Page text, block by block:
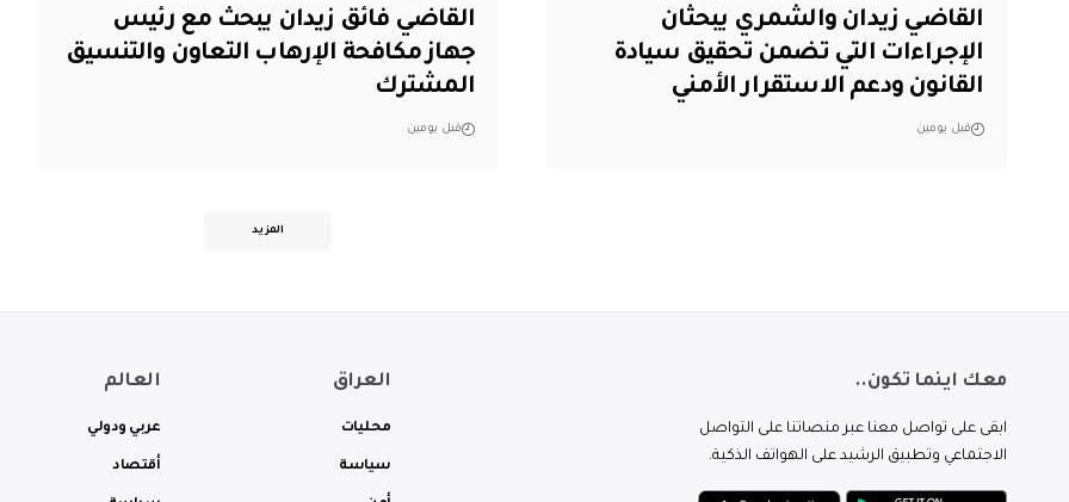
القاضي زيدان والشمري يبحثان
الإجراءات التي تضمن تحقيق سيادة
القانون ودعم الاستقرار الأمني
قبل يومين
القاضي فائق زيدان يبحث مع رئيس
جهاز مكافحة الإرهاب التعاون والتنسيق
المشترك
قبل يومين
المزيد
معك اينما تكون..
ابقى على تواصل معنا عبر منصاتنا على التواصل
الاجتماعي وتطبيق الرشيد على الهواتف الذكية.
العراق
محليات
سياسة
العالم
عربي ودولي
أقتصاد